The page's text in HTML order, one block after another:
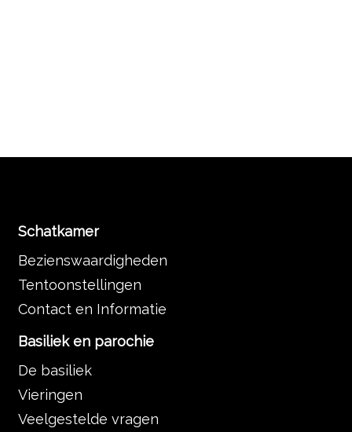
Schatkamer
Bezienswaardigheden
Tentoonstellingen
Contact en Informatie
Basiliek en parochie
De basiliek
Vieringen
Veelgestelde vragen